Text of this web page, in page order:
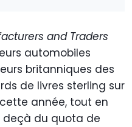
and Traders
automobiles
britanniques des
de livres sterling sur
année, tout en
du quota de